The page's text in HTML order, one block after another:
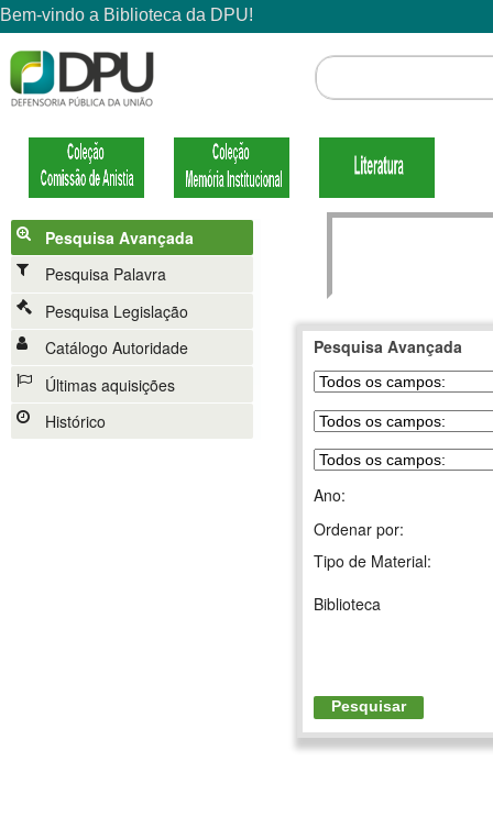
Pesquisa Avançada
Pesquisa Palavra
Pesquisa Legislação
Catálogo Autoridade
Últimas aquisições
Histórico
Pesquisa Avançada
Ano:
Ordenar por:
Tipo de Material:
Biblioteca
Pesquisar